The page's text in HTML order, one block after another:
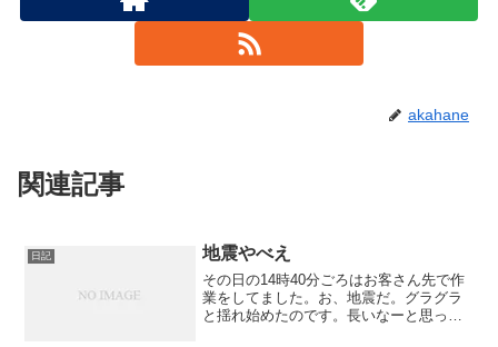
akahane
関連記事
日記 地震やべえ
その日の14時40分ごろはお客さん先で作
業をしてました。お、地震だ。グラグラ
と揺れ始めたのです。長いなーと思って